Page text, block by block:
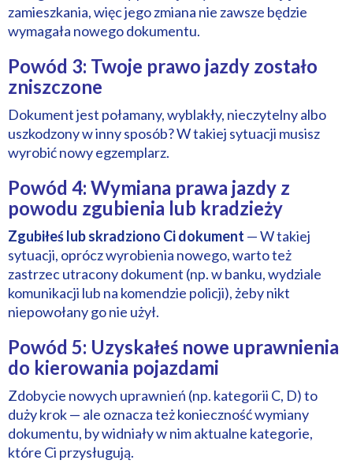
zamieszkania, więc jego zmiana nie zawsze będzie
wymagała nowego dokumentu.
Powód 3: Twoje prawo jazdy zostało
zniszczone
Dokument jest połamany, wyblakły, nieczytelny albo
uszkodzony w inny sposób? W takiej sytuacji musisz
wyrobić nowy egzemplarz.
Powód 4: Wymiana prawa jazdy z
powodu zgubienia lub kradzieży
Zgubiłeś lub skradziono Ci dokument — W takiej
sytuacji, oprócz wyrobienia nowego, warto też
zastrzec utracony dokument (np. w banku, wydziale
komunikacji lub na komendzie policji), żeby nikt
niepowołany go nie użył.
Powód 5: Uzyskałeś nowe uprawnienia
do kierowania pojazdami
Zdobycie nowych uprawnień (np. kategorii C, D) to
duży krok — ale oznacza też konieczność wymiany
dokumentu, by widniały w nim aktualne kategorie,
które Ci przysługują.